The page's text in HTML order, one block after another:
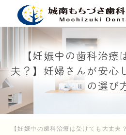
【妊娠中の歯科治
夫？】妊婦さんが安心
の選び
【妊娠中の歯科治療は受けても大丈夫